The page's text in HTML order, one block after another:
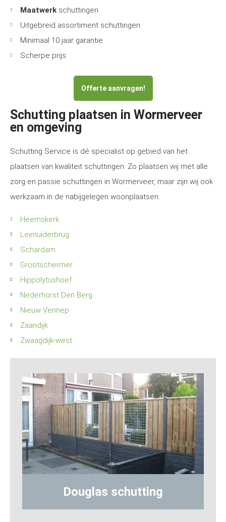
Maatwerk schuttingen
Uitgebreid assortiment schuttingen
Minimaal 10 jaar garantie
Scherpe prijs
Offerte aanvragen!
Schutting plaatsen in Wormerveer
en omgeving
Schutting Service is dé specialist op gebied van het
plaatsen van kwaliteit schuttingen. Zo plaatsen wij met alle
zorg en passie schuttingen in Wormerveer, maar zijn wij ook
werkzaam in de nabijgelegen woonplaatsen:
Heemskerk
Leimuiderbrug
Schardam
Grootschermer
Hippolytushoef
Nederhorst Den Berg
Nieuw Vennep
Zaandijk
Zwaagdijk-west
Hout-betonschutting